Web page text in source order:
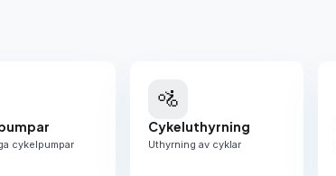
cykelpumpar
🚵
Cykeluthyrning
Uthyrning av cyklar